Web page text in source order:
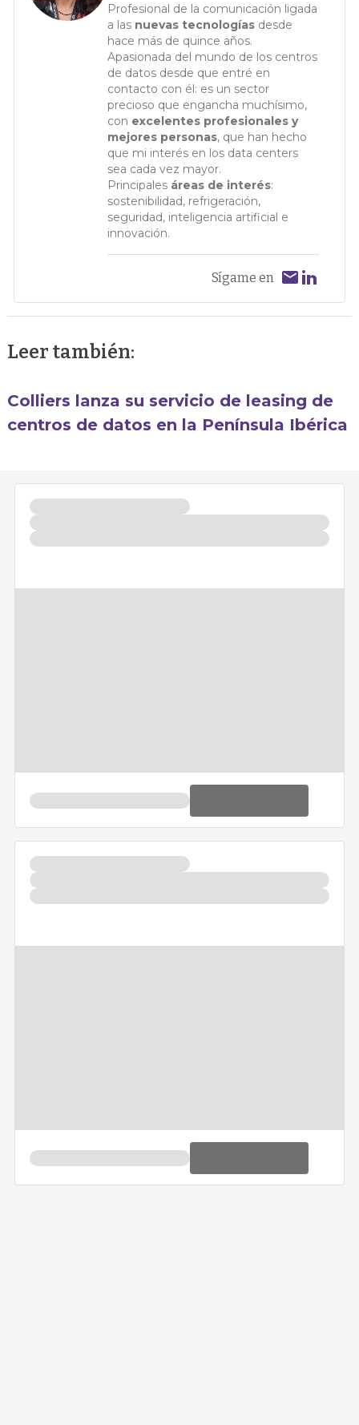
Profesional de la comunicación ligada
a las nuevas tecnologías desde
hace más de quince años.
Apasionada del mundo de los centros
de datos desde que entré en
contacto con él: es un sector
precioso que engancha muchísimo,
con excelentes profesionales y
mejores personas, que han hecho
que mi interés en los data centers
sea cada vez mayor.
Principales áreas de interés:
sostenibilidad, refrigeración,
seguridad, inteligencia artificial e
innovación.
Sígame en
Leer también:
Colliers lanza su servicio de leasing de
centros de datos en la Península Ibérica